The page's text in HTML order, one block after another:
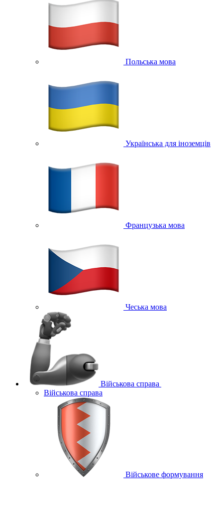
Польська мова
Українська для іноземців
Французька мова
Чеська мова
Військова справа
Військова справа
Військове формування